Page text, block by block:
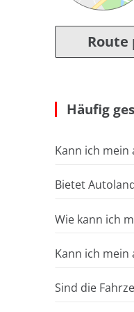
Route
Häufig
Kann ich mein
Bietet
Wie kann ich
Kann ich mein
Sind die